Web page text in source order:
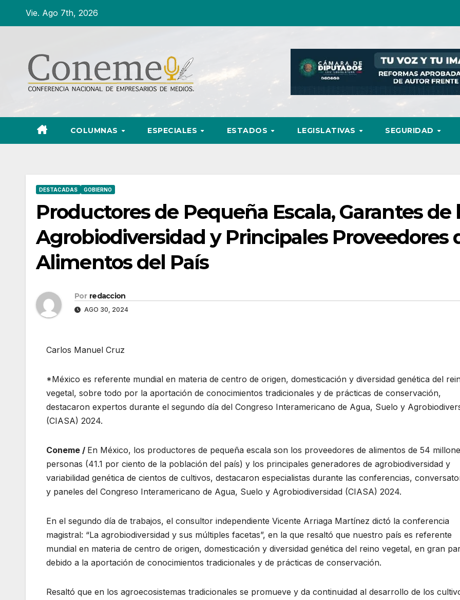
Vie. Ago 7th, 2026
COLUMNAS ESPECIALES ESTADOS LEGISLATIVAS SEGURIDAD
DESTACADAS GOBIERNO
Productores de Pequeña Escala, Garantes de
Agrobiodiversidad y Principales Proveedores
Alimentos del País
Por redaccion
AGO 30, 2024
Carlos Manuel Cruz
*México es referente mundial en materia de centro de origen, domesticación y diversidad genética del
vegetal, sobre todo por la aportación de conocimientos tradicionales y de prácticas de conservación,
destacaron expertos durante el segundo día del Congreso Interamericano de Agua, Suelo y
(CIASA) 2024.
Coneme / En México, los productores de pequeña escala son los proveedores de alimentos de 54
personas (41.1 por ciento de la población del país) y los principales generadores de agrobiodiversidad y
variabilidad genética de cientos de cultivos, destacaron especialistas durante las conferencias,
y paneles del Congreso Interamericano de Agua, Suelo y Agrobiodiversidad (CIASA) 2024.
En el segundo día de trabajos, el consultor independiente Vicente Arriaga Martínez dictó la conferencia
magistral: “La agrobiodiversidad y sus múltiples facetas”, en la que resaltó que nuestro país es referente
mundial en materia de centro de origen, domesticación y diversidad genética del reino vegetal, en gran
debido a la aportación de conocimientos tradicionales y de prácticas de conservación.
Resaltó que en los agroecosistemas tradicionales se promueve y da continuidad al desarrollo de los